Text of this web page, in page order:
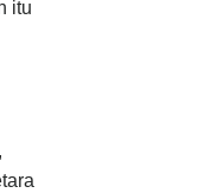
itu